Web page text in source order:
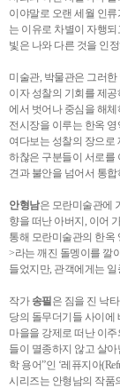
이야말로 오랜 세월 인
는 이유로 차별이 자행
빛은 나와 다른 것을 인
미술관, 박물관은 그러
이자 성찰의 기회를 제
에서 벗어나 중심을 해
전시장을 이루는 한옥
여다보는 성찰의 장으로
하찮은 구분들이 서로를
견과 불안을 넘어서 통
안형남은 모란미술관에
향을 떠난 아버지, 이어
통해 모란미술관의 한옥
>라는 깨진 돌멩이를 깔
들었지만, 관객에게는
작가 송필 은 짐을 진 낙
당의 돌무더기들 사이에
마을을 강제로 떠난 이
들이 멸종하지 않고 살
학 용어”인 ‘레퓨지아
시리즈는 안형남의 작품